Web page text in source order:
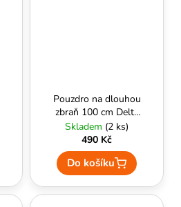
Pouzdro na dlouhou
zbraň 100 cm Delta
Armory Oliva
Skladem (2 ks)
490 Kč
Do košíku